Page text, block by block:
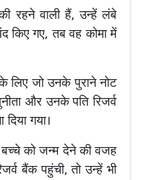
रहने वाली हैं, उन्हें लंबे
किए गए, तब वह कोमा में
लिए जो उनके पुराने नोट
और उनके पति रिजर्व
गया।
बच्चे को जन्म देने की वजह
बैंक पहुंची, तो उन्हें भी